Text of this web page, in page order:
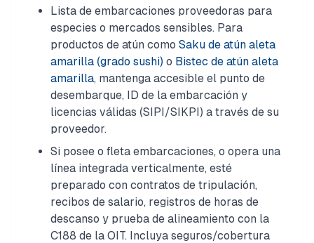
Lista de embarcaciones proveedoras para
especies o mercados sensibles. Para
productos de atún como Saku de atún aleta
amarilla (grado sushi) o Bistec de atún aleta
amarilla, mantenga accesible el punto de
desembarque, ID de la embarcación y
licencias válidas (SIPI/SIKPI) a través de su
proveedor.
Si posee o fleta embarcaciones, o opera una
línea integrada verticalmente, esté
preparado con contratos de tripulación,
recibos de salario, registros de horas de
descanso y prueba de alineamiento con la
C188 de la OIT. Incluya seguros/cobertura